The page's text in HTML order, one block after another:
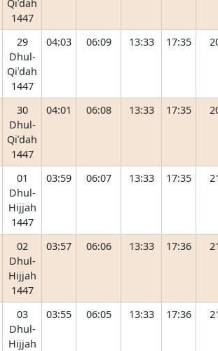
Qiʿdah
1447
29
Dhul-
Qiʿdah
1447
04:03 06:09 13:33 17:35
30
Dhul-
Qiʿdah
1447
04:01 06:08 13:33 17:35
01
Dhul-
Hijjah
1447
03:59 06:07 13:33 17:35
02
Dhul-
Hijjah
1447
03:57 06:06 13:33 17:36
03
Dhul-
Hijjah
03:55 06:05 13:33 17:36